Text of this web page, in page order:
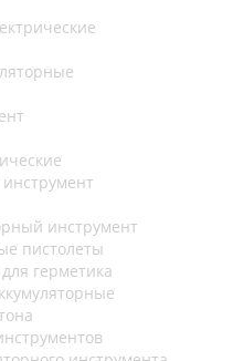
инструмент
пистолеты
герметика